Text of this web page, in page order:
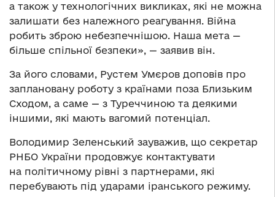
а також у технологічних викликах, які не можна
залишати без належного реагування. Війна
робить зброю небезпечнішою. Наша мета —
більше спільної безпеки», — заявив він.
За його словами, Рустем Умєров доповів про
заплановану роботу з країнами поза Близьким
Сходом, а саме — з Туреччиною та деякими
іншими, які мають вагомий потенціал.
Володимир Зеленський зауважив, що секретар
РНБО України продовжує контактувати
на політичному рівні з партнерами, які
перебувають під ударами іранського режиму.